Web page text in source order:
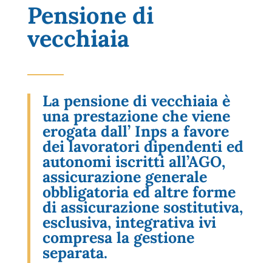
Pensione di
vecchiaia
La pensione di vecchiaia è
una prestazione che viene
erogata dall’ Inps a favore
dei lavoratori dipendenti ed
autonomi iscritti all’AGO,
assicurazione generale
obbligatoria ed altre forme
di assicurazione sostitutiva,
esclusiva, integrativa ivi
compresa la gestione
separata.